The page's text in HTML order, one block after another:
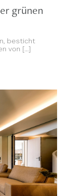
grünen
besticht
von [...]